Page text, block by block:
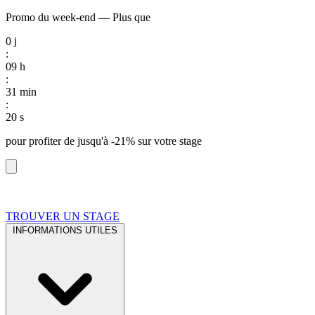
Promo du week-end — Plus que
0 j
:
09 h
:
31 min
:
19 s
pour profiter de jusqu'à -21% sur votre stage
TROUVER UN STAGE
INFORMATIONS UTILES